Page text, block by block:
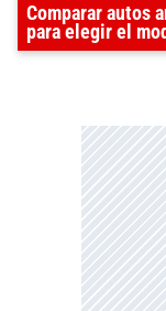
Comparar autos
para elegir el